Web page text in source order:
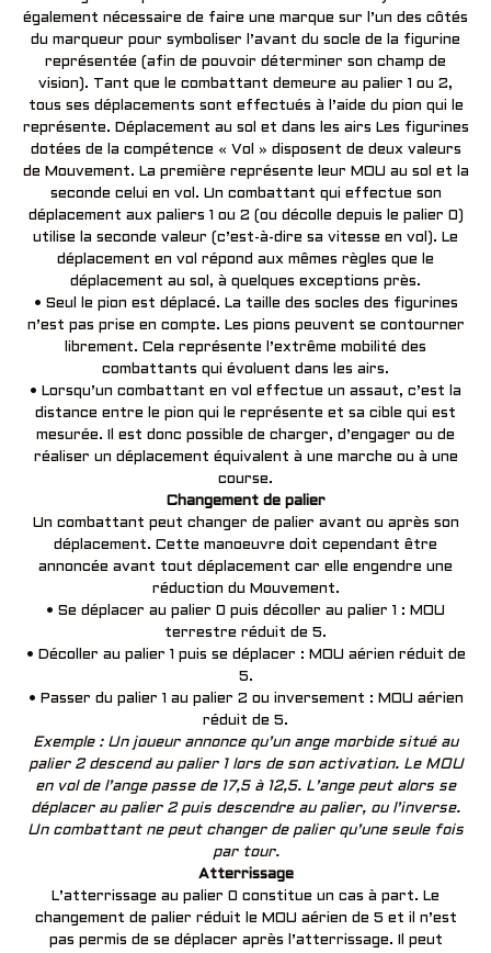
également nécessaire de faire une marque sur l’un des côtés
du marqueur pour symboliser l’avant du socle de la figurine
représentée (afin de pouvoir déterminer son champ de
vision). Tant que le combattant demeure au palier 1 ou 2,
tous ses déplacements sont effectués à l’aide du pion qui le
représente. Déplacement au sol et dans les airs Les figurines
dotées de la compétence « Vol » disposent de deux valeurs
de Mouvement. La première représente leur MOU au sol et la
seconde celui en vol. Un combattant qui effectue son
déplacement aux paliers 1 ou 2 (ou décolle depuis le palier 0)
utilise la seconde valeur (c’est-à-dire sa vitesse en vol). Le
déplacement en vol répond aux mêmes règles que le
déplacement au sol, à quelques exceptions près.
• Seul le pion est déplacé. La taille des socles des figurines
n’est pas prise en compte. Les pions peuvent se contourner
librement. Cela représente l’extrême mobilité des
combattants qui évoluent dans les airs.
• Lorsqu’un combattant en vol effectue un assaut, c’est la
distance entre le pion qui le représente et sa cible qui est
mesurée. Il est donc possible de charger, d’engager ou de
réaliser un déplacement équivalent à une marche ou à une
course.
Changement de palier
Un combattant peut changer de palier avant ou après son
déplacement. Cette manoeuvre doit cependant être
annoncée avant tout déplacement car elle engendre une
réduction du Mouvement.
• Se déplacer au palier 0 puis décoller au palier 1 : MOU
terrestre réduit de 5.
• Décoller au palier 1 puis se déplacer : MOU aérien réduit de
5.
• Passer du palier 1 au palier 2 ou inversement : MOU aérien
réduit de 5.
Exemple : Un joueur annonce qu’un ange morbide situé au
palier 2 descend au palier 1 lors de son activation. Le MOU
en vol de l’ange passe de 17,5 à 12,5. L’ange peut alors se
déplacer au palier 2 puis descendre au palier, ou l’inverse.
Un combattant ne peut changer de palier qu’une seule fois
par tour.
Atterrissage
L’atterrissage au palier 0 constitue un cas à part. Le
changement de palier réduit le MOU aérien de 5 et il n’est
pas permis de se déplacer après l’atterrissage. Il peut